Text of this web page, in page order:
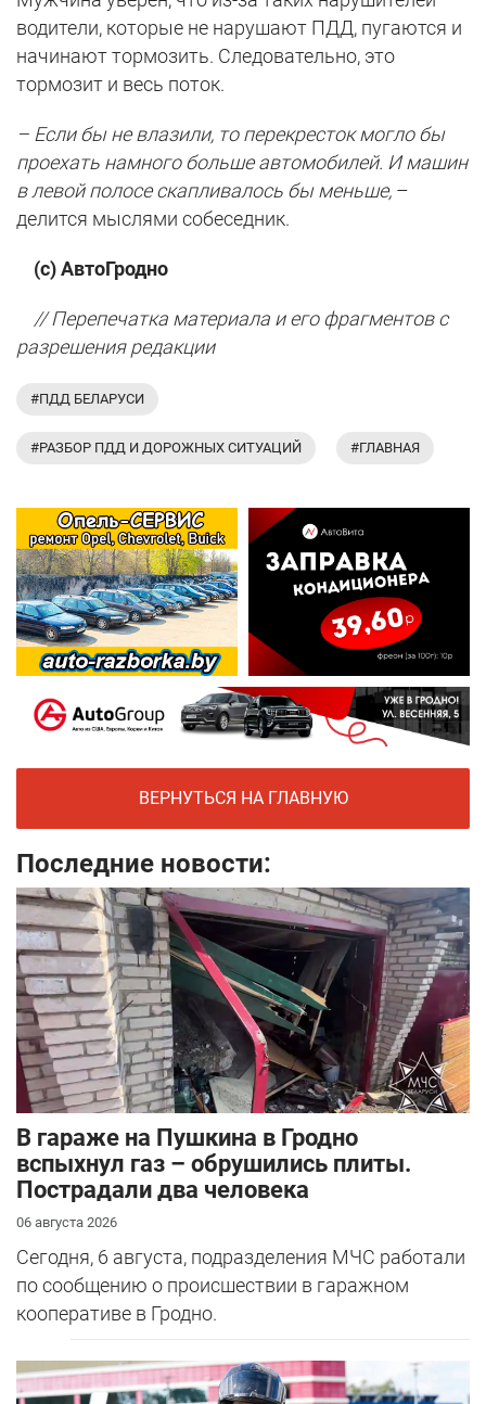
водители, которые не нарушают ПДД, пугаются и
начинают тормозить. Следовательно, это
тормозит и весь поток.
– Если бы не влазили, то перекресток могло бы
проехать намного больше автомобилей. И машин
в левой полосе скапливалось бы меньше, –
делится мыслями собеседник.
(с) АвтоГродно
// Перепечатка материала и его фрагментов с
разрешения редакции
#ПДД БЕЛАРУСИ
#РАЗБОР ПДД И ДОРОЖНЫХ СИТУАЦИЙ #ГЛАВНАЯ
ВЕРНУТЬСЯ НА ГЛАВНУЮ
Последние новости:
В гараже на Пушкина в Гродно
вспыхнул газ – обрушились плиты.
Пострадали два человека
06 августа 2026
Сегодня, 6 августа, подразделения МЧС работали
по сообщению о происшествии в гаражном
кооперативе в Гродно.